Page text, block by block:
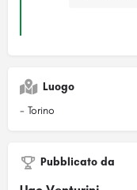
Luogo
- Torino
Pubblicato da